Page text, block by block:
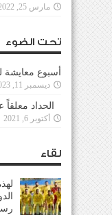
مارس 25, 2022
تحت الضوء
أسبوع
ديسمبر 11, 2023
الحداد معلقاً
أكتوبر 6, 2021
لقاء